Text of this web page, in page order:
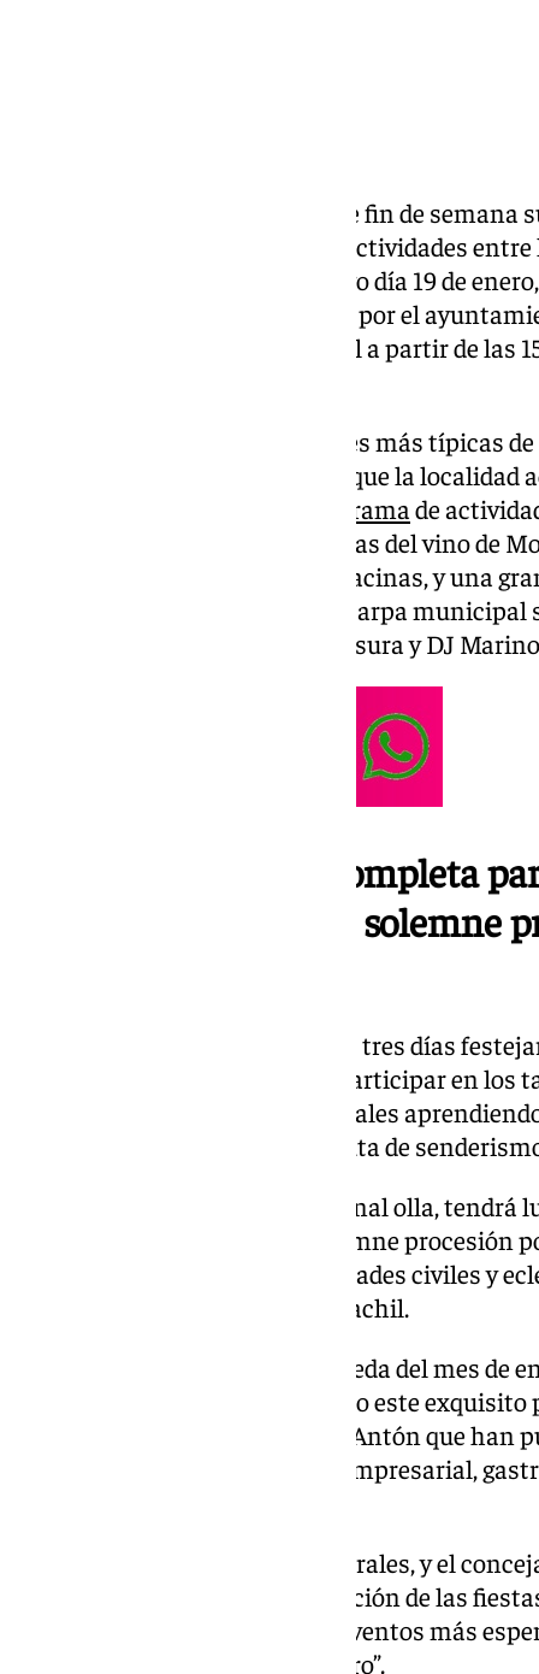
El municipio serrano acoge este fin de semana
con un completo programa de actividades
degustación el próximo domingo día 19 de
, organizada por el
repartirá en la caseta municipal a partir de las
Se trata de una de las actividades más típicas
Antón, patrón de los animales, que la localidad
programade
sábado las VI jornadas enológicas del vino de
tradicional reparto de vino y chacinas, y una
pequeños. Y por la noche en la carpa
conciertos de la Orquesta Travesura y DJ
Una programación completa
que culminará con la solemne
Monachil durante los próximos tres días
población y a sus visitantes a participar en
disfrutar de los bailes tradicionales
incluso poder realizar alguna ruta de
El domingo, antes de la tradicional olla, tendrá
Antón y posteriormente la solemne procesión
la representación de las autoridades civiles y
banda de música de Cájar-Monachil.
Además, durante todo lo que queda del mes de
de Monachil seguirán ofreciendo este
Gastronómica de la olla de San Antón que han
ayuntamiento y la asociación empresarial,
El alcalde de Monachil, José Morales, y el
destacado durante la programación de las
tradicional olla, “es uno de los eventos más
cada año durante el mes de enero”.